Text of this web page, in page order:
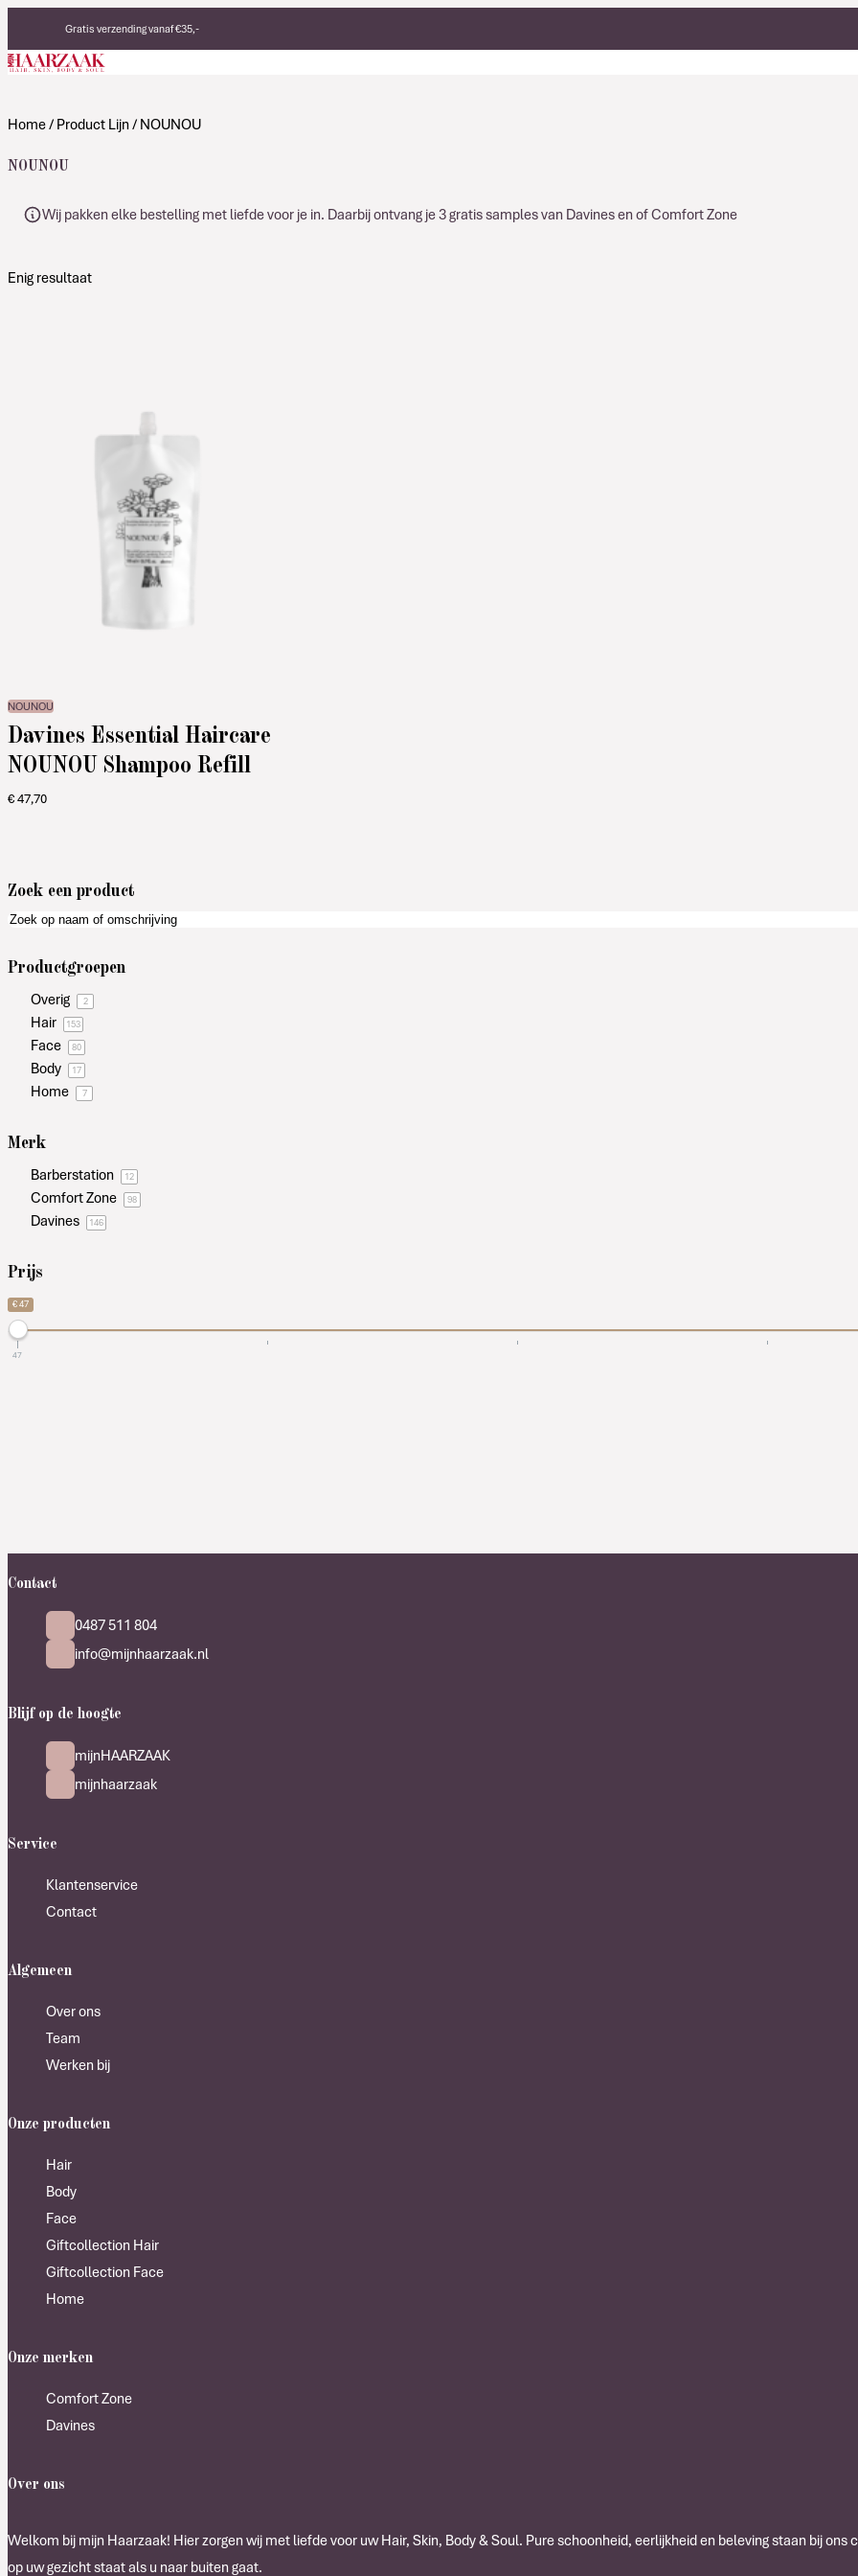
Gratis verzending vanaf €35,-
Eerlijke, duurzame producten
Made in Italy
Home/ Product Lijn / NOUNOU
NOUNOU
Wij pakken elke bestelling met liefde voor je in. Daarbij ontvang je 3 gratis samples van Davines en of Comfort Zone
Enig resultaat
NOUNOU
Davines Essential Haircare
NOUNOU Shampoo Refill
€47,70
Zoek een product
Productgroepen
Overig 2
Hair 153
Face 80
Body 17
Home 7
Merk
Barberstation 12
Comfort Zone 98
Davines 146
Prijs
€ 47
47
Contact
0487 511 804
info@mijnhaarzaak.nl
Blijf op de hoogte
mijnHAARZAAK
mijnhaarzaak
Service
Klantenservice
Contact
Algemeen
Over ons
Team
Werken bij
Onze producten
Hair
Body
Face
Giftcollection Hair
Giftcollection Face
Home
Onze merken
Comfort Zone
Davines
Over ons
Welkom bij mijn Haarzaak! Hier zorgen wij met liefde voor uw Hair, Skin, Body & Soul. Pure schoonheid, eerlijkheid en beleving staan bij
op uw gezicht staat als u naar buiten gaat.